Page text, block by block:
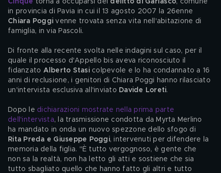
Cinque torna a occuparsi del delitto di Garlasco, comune
in provincia di Pavia in cui il 13 agosto 2007 la 26enne
Chiara Poggi venne trovata senza vita nell'abitazione di
famiglia, in via Pascoli.
Di fronte alla recente svolta nelle indagini sul caso, per il
quale il processo d'Appello bis aveva riconosciuto il
fidanzato Alberto Stasi colpevole e lo ha condannato a 16
anni di reclusione, i genitori di Chiara Poggi hanno rilasciato
un'intervista esclusiva all'inviato Davide Loreti.
Dopo le dichiarazioni mostrate nella prima parte
dell'intervista, la trasmissione condotta da Myrta Merlino
ha mandato in onda un nuovo spezzone dello sfogo di
Rita Preda e Giuseppe Poggi, intervenuti per difendere la
memoria della figlia. "È tutto vergognoso, è gente che
non sa la realtà, non ha letto gli atti e sostiene che sia
tutto sbagliato quello che hanno fatto gli altri e tutto